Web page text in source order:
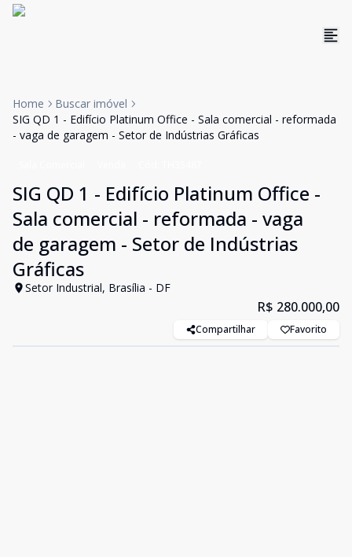
Home
Buscar imóvel
SIG QD 1 - Edifício Platinum Office - Sala comercial - reformada
- vaga de garagem - Setor de Indústrias Gráficas
SIG QD 1 - Edifício Platinum Office -
Sala comercial - reformada - vaga
de garagem - Setor de Indústrias
Gráficas
Setor Industrial, Brasília - DF
R$ 280.000,00
Compartilhar Favorito